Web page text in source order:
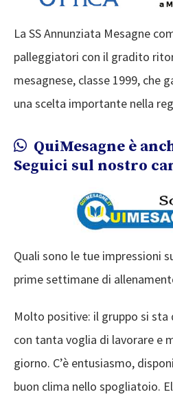
La SS Annunziata Mesagne
palleggiatori con il gradito
mesagnese, classe 1999, che
una scelta importante nella
QuiMesagne è
Seguici sul nostro
Quali sono le tue impressioni
prime settimane di
Molto positive: il gruppo si
con tanta voglia di lavorare e
giorno. C’è entusiasmo,
buon clima nello spogliatoio.